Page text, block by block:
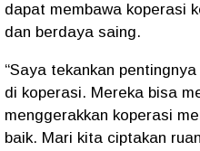
dapat membawa koperasi
dan berdaya saing.
“Saya tekankan
di koperasi. Mereka bisa
menggerakkan koperasi
baik. Mari kita ciptakan